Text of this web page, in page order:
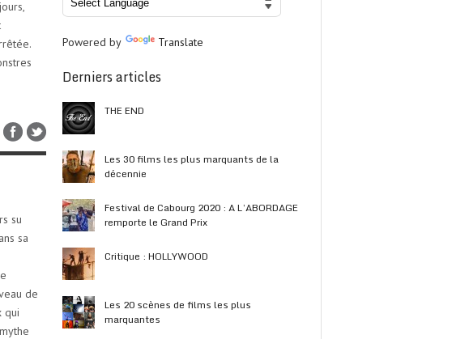
su
sa
de
qui
Powered by Translate
Derniers articles
THE END
Les 30 films les plus marquants de la
décennie
Festival de Cabourg 2020 : A L’ABORDAGE
remporte le Grand Prix
Critique : HOLLYWOOD
Les 20 scènes de films les plus
marquantes